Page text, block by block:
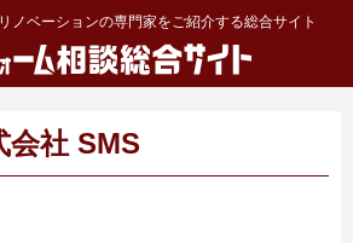
ノベーションの専門家をご紹介する総合サイト
会社 SMS